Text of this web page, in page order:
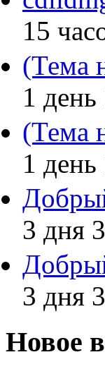
15
(Тема
1 день
(Тема
1 день
3 дня
3 дня
Новое